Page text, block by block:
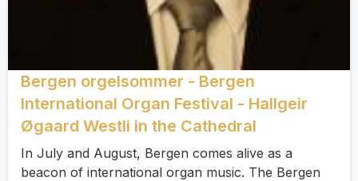
Bergen orgelsommer - Bergen
International Organ Festival - Hallgeir
Øgaard Westli in the Cathedral
In July and August, Bergen comes alive as a
beacon of international organ music. The Bergen